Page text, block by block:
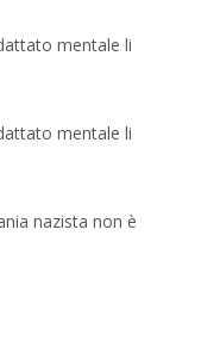
mentale li
mentale li
nazista non è